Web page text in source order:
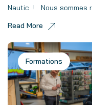
Nautic ! Nous sommes
Read More
Formations